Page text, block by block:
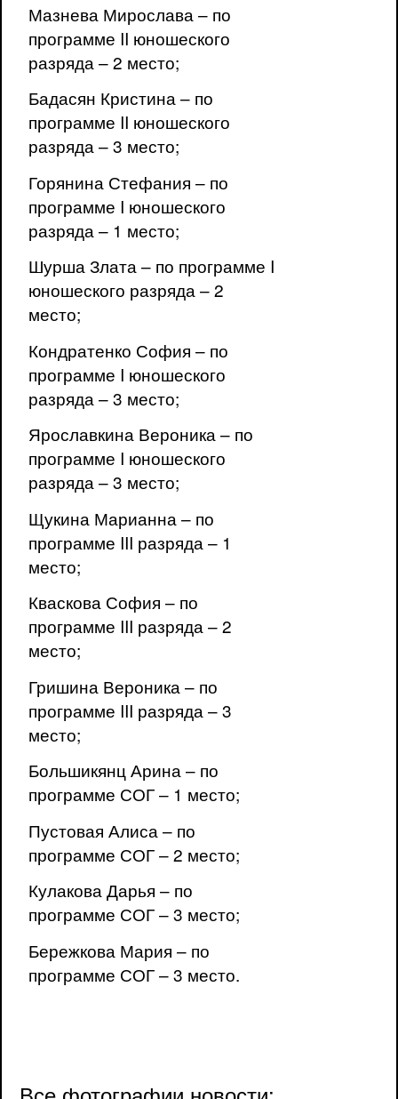
Мазнева Мирослава – по
программе II юношеского
разряда – 2 место;
Бадасян Кристина – по
программе II юношеского
разряда – 3 место;
Горянина Стефания – по
программе I юношеского
разряда – 1 место;
Шурша Злата – по программе I
юношеского разряда – 2
место;
Кондратенко София – по
программе I юношеского
разряда – 3 место;
Ярославкина Вероника – по
программе I юношеского
разряда – 3 место;
Щукина Марианна – по
программе III разряда – 1
место;
Кваскова София – по
программе III разряда – 2
место;
Гришина Вероника – по
программе III разряда – 3
место;
Большикянц Арина – по
программе СОГ – 1 место;
Пустовая Алиса – по
программе СОГ – 2 место;
Кулакова Дарья – по
программе СОГ – 3 место;
Бережкова Мария – по
программе СОГ – 3 место.